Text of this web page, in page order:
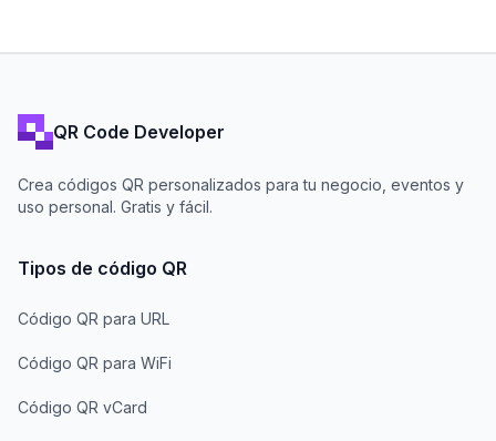
QR Code Developer
Crea códigos QR personalizados para tu negocio, eventos y
uso personal. Gratis y fácil.
Tipos de código QR
Código QR para URL
Código QR para WiFi
Código QR vCard